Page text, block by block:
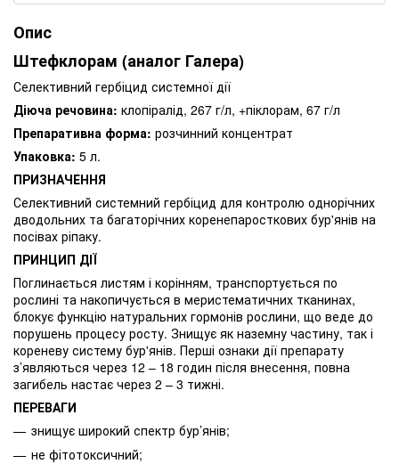
Опис
Штефклорам (аналог Галера)
Селективний гербіцид системної дії
Діюча речовина: клопіралід, 267 г/л, +піклорам, 67 г/л
Препаративна форма: розчинний концентрат
Упаковка: 5 л.
ПРИЗНАЧЕННЯ
Селективний системний гербіцид для контролю однорічних
дводольних та багаторічних коренепаросткових бур'янів на
посівах ріпаку.
ПРИНЦИП ДІЇ
Поглинається листям і корінням, транспортується по
рослині та накопичується в меристематичних тканинах,
блокує функцію натуральних гормонів рослини, що веде до
порушень процесу росту. Знищує як наземну частину, так і
кореневу систему бур'янів. Перші ознаки дії препарату
з’являються через 12 – 18 годин після внесення, повна
загибель настає через 2 – 3 тижні.
ПЕРЕВАГИ
знищує широкий спектр бур’янів;
не фітотоксичний;